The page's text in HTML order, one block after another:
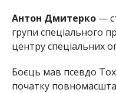
Антон Дмитерко—
групи спеціального
центру спеціальних
Боєць мав псевдо
початку